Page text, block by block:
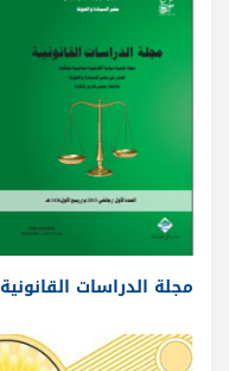
مجلة الدراسات القانونية